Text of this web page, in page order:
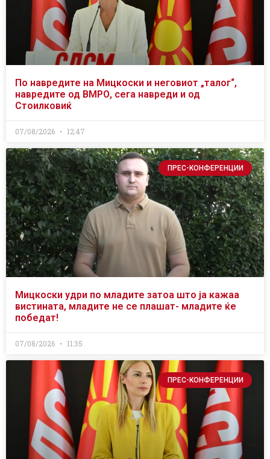
По навредите на Мицкоски и неговиот „талог“,
навредите од ВМРО, сега навреди и од
Стоилковиќ
07/08/2026 12:47
ПРЕС-КОНФЕРЕНЦИИ
Мицкоски удри по младите затоа што ја кажаа
вистината, младите не се плашат- младите ќе
победат!
07/08/2026 11:35
ПРЕС-КОНФЕРЕНЦИИ